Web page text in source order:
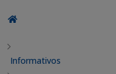
Informativos